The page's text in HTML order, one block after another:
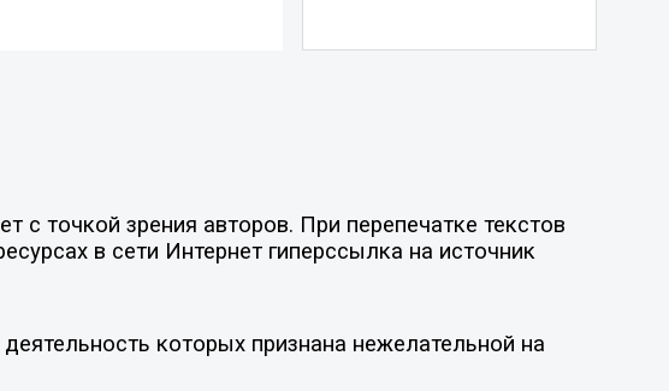
точкой зрения авторов. При перепечатке текстов
в сети Интернет гиперссылка на источник
которых признана нежелательной на